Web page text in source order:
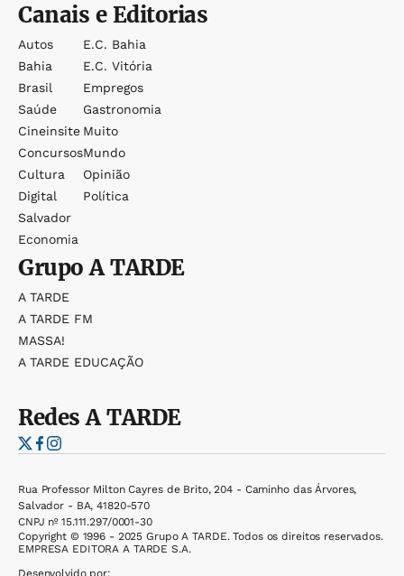
Canais e Editorias
Autos
Bahia
Brasil
Saúde
Cineinsite
Concursos
Cultura
Digital
Salvador
Economia
E.c. Bahia
E.c. Vitória
Empregos
Gastronomia
Muito
Mundo
Opinião
Política
GrupoA TARDE
A TARDE
A TARDE FM
MASSA!
A TARDE EDUCAÇÃO
RedesA TARDE
Rua Professor Milton Cayres de Brito, 204 - Caminho das Árvores,
Salvador - BA, 41820-570
CNPJ nº 15.111.297/0001-30
Copyright © 1996 - 2025 Grupo A TARDE. Todos os direitos reservados.
EMPRESA EDITORA A TARDE S.A.
Desenvolvido por: